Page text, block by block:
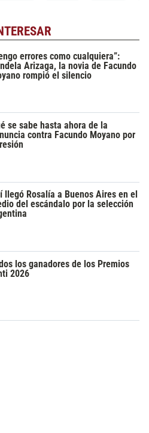
errores como cualquiera”:
Arizaga, la novia de Facundo
rompió el silencio
se sabe hasta ahora de la
contra Facundo Moyano por
llegó Rosalía a Buenos Aires en el
del escándalo por la selección
los ganadores de los Premios
2026